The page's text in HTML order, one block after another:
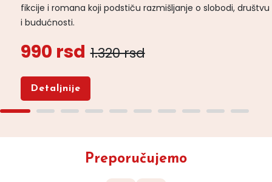
fikcije i romana koji podstiču razmišljanje o slobodi, društvu
i budućnosti.
990 rsd 1.320 rsd
Detaljnije
Preporučujemo